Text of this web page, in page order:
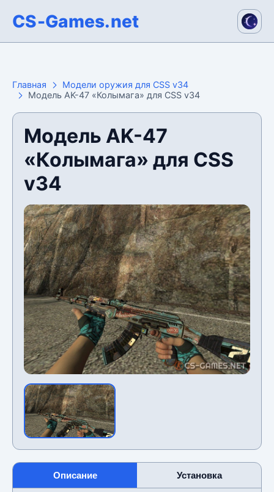
CS-Games.net
Главная
Модели оружия для CSS v34
Модель AK-47 «Колымага» для CSS v34
Модель AK-47
«Колымага» для CSS
v34
Описание Установка